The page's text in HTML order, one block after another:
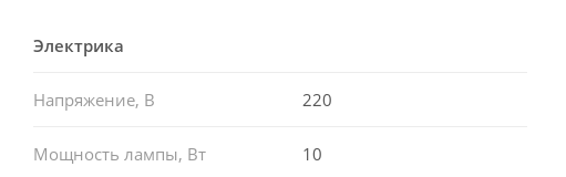
Электрика
Напряжение, В 220
Мощность лампы, Вт 10